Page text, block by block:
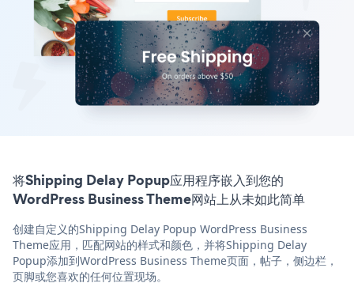
将Shipping Delay Popup应用程序嵌入到您的
WordPress Business Theme网站上从未如此简单
创建自定义的Shipping Delay Popup WordPress Business
Theme应用，匹配网站的样式和颜色，并将Shipping Delay
Popup添加到WordPress Business Theme页面，帖子，侧边栏，
页脚或您喜欢的任何位置现场。